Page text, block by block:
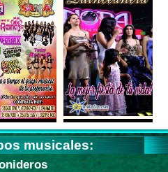
musicales: